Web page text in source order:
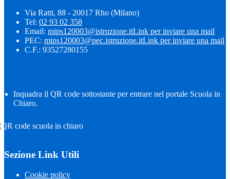
Via Ratti, 88 - 20017 Rho (Milano)
Tel: 02 93 02 358
Email: mips120003@istruzione.itLink per inviare una mail
PEC: mips120003@pec.istruzione.itLink per inviare una mail
C.F.: 93527280155
Inquadra il QR code sottostante per entrare nel portale Scuola in
Chiaro.
Sezione Link Utili
Cookie policy